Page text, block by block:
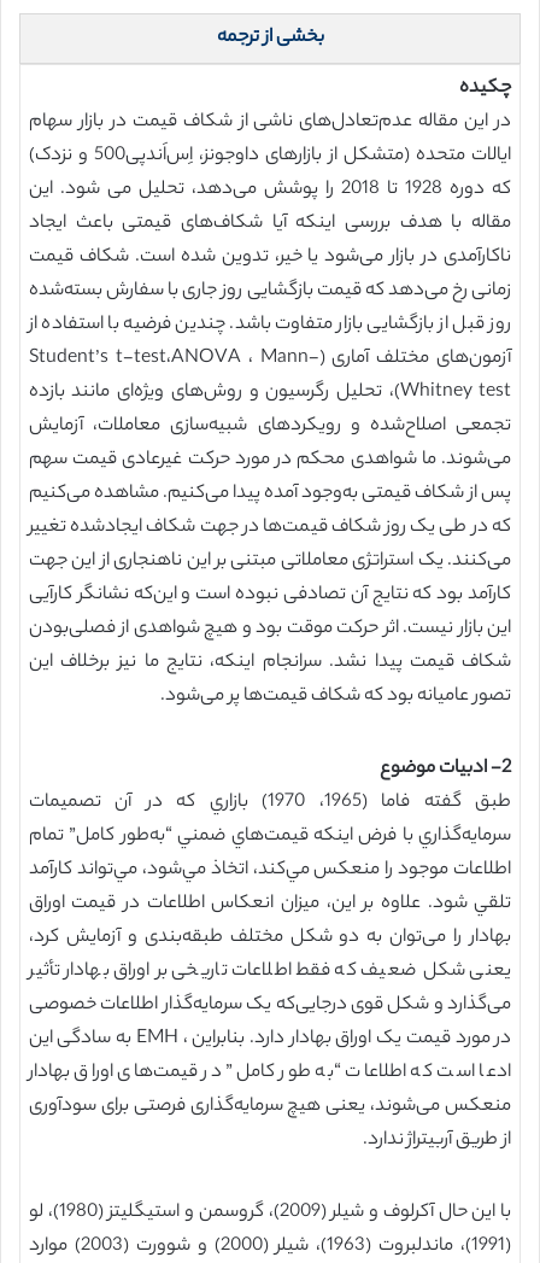
بخشی از ترجمه
چکیده
در این مقاله عدم‌تعادل‌های ناشی از شکاف قیمت در بازار سهام
ایالات متحده (متشکل از بازارهای داوجونز، اِس‌اَندپی500 و نزدک)
که دوره 1928 تا 2018 را پوشش می‌دهد، تحلیل می شود. این
مقاله با هدف بررسی اینکه آیا شکاف‌های قیمتی باعث ایجاد
ناکارآمدی در بازار می‌شود یا خیر، تدوین شده است. شکاف قیمت
زمانی رخ می‌دهد که قیمت بازگشایی روز جاری با سفارش بسته‌شده
روز قبل از بازگشایی بازار متفاوت باشد. چندین فرضیه با استفاده از
آزمون‌های مختلف آماری (Student’s t-test،ANOVA ، Mann-
Whitney test)، تحلیل رگرسیون و روش‌های ویژه‌ای مانند بازده
تجمعی اصلاح‌شده و رویکردهای شبیه‌سازی معاملات، آزمایش
می‌شوند. ما شواهدی محکم در مورد حرکت غیرعادی قیمت سهم
پس از شکاف قیمتی به‌وجود آمده پیدا می‌کنیم. مشاهده می‌کنیم
که در طی یک روز شکاف قیمت‌ها در جهت شکاف ایجادشده تغییر
می‌کنند. یک استراتژی معاملاتی مبتنی بر این ناهنجاری از این جهت
کارآمد بود که نتایج آن تصادفی نبوده است و این‌که نشانگر کارآیی
این بازار نیست. اثر حرکت موقت بود و هیچ شواهدی از فصلی‌بودن
شکاف قیمت پیدا نشد. سرانجام اینکه، نتایج ما نیز برخلاف این
تصور عامیانه بود که شکاف قیمت‌ها پر می‌شود.
2- ادبیات موضوع
طبق گفته فاما (1965، 1970) بازاري كه در آن تصميمات
سرمايه‌گذاري با فرض اينكه قيمت‌هاي ضمني “به‌طور کامل” تمام
اطلاعات موجود را منعكس مي‌كند، اتخاذ مي‌شود، مي‌تواند كارآمد
تلقي شود. علاوه بر این، میزان انعکاس اطلاعات در قیمت اوراق
بهادار را می‌توان به دو شکل مختلف طبقه‌بندی و آزمایش کرد،
یعنی شکل ضعیف که فقط اطلاعات تاریخی بر اوراق بهادار تأثیر
می‌گذارد و شکل قوی درجایی‌که یک سرمایه‌گذار اطلاعات خصوصی
در مورد قیمت یک اوراق بهادار دارد. بنابراین ، EMH به سادگی این
ادعا است که اطلاعات “به طور کامل” در قیمت‌های اوراق بهادار
منعکس می‌شوند، یعنی هیچ سرمایه‌گذاری فرصتی برای سودآوری
از طریق آربیتراژ ندارد.
با این حال آکرلوف و شیلر (2009)، گروسمن و استیگلیتز (1980)، لو
(1991)، ماندلبروت (1963)، شیلر (2000) و شوورت (2003) موارد